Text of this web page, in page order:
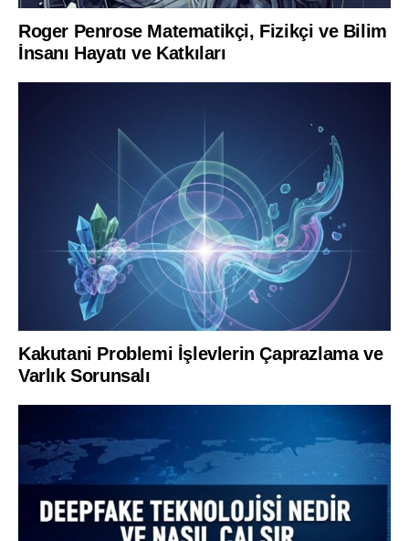
Roger Penrose Matematikçi, Fizikçi ve Bilim
İnsanı Hayatı ve Katkıları
Kakutani Problemi İşlevlerin Çaprazlama ve
Varlık Sorunsalı